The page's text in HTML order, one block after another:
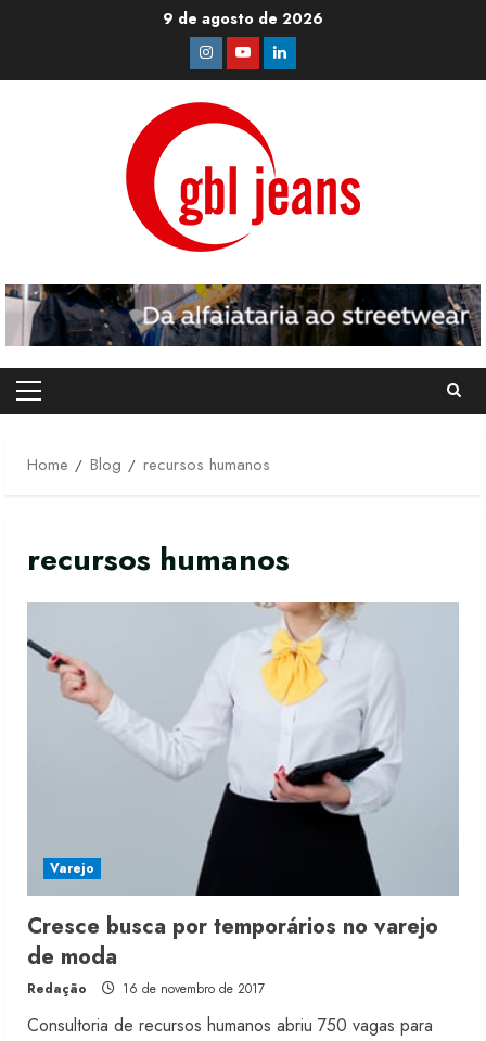
9 de agosto de 2026
Instagram
YoutubeLinkedin
Primary
Home
Blog recursos humanos
recursos humanos
Varejo
Cresce busca por temporários no varejo
de moda
Redação 16 de novembro de 2017
Consultoria de recursos humanos abriu 750 vagas para